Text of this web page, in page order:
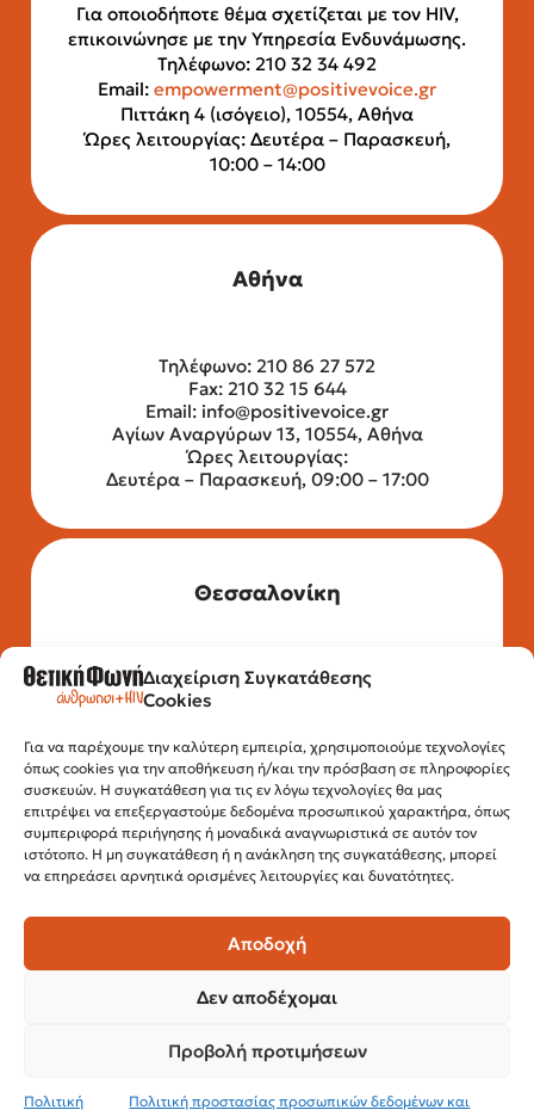
Διαχείριση Συγκατάθεσης
Cookies
Για να παρέχουμε την καλύτερη εμπειρία, χρησιμοποιούμε τεχνολογίες
όπως cookies για την αποθήκευση ή/και την πρόσβαση σε πληροφορίες
συσκευών. Η συγκατάθεση για τις εν λόγω τεχνολογίες θα μας
επιτρέψει να επεξεργαστούμε δεδομένα προσωπικού χαρακτήρα, όπως
συμπεριφορά περιήγησης ή μοναδικά αναγνωριστικά σε αυτόν τον
ιστότοπο. Η μη συγκατάθεση ή η ανάκληση της συγκατάθεσης, μπορεί
να επηρεάσει αρνητικά ορισμένες λειτουργίες και δυνατότητες.
Αποδοχή
Δεν αποδέχομαι
Προβολή προτιμήσεων
Πολιτική Πολιτική προστασίας προσωπικών δεδομένων και
Για οποιοδήποτε θέμα σχετίζεται με τον HIV,
επικοινώνησε με την Υπηρεσία Ενδυνάμωσης.
Τηλέφωνο: 210 32 34 492
Email: empowerment@positivevoice.gr
Πιττάκη 4 (ισόγειο), 10554, Αθήνα
Ώρες λειτουργίας: Δευτέρα – Παρασκευή,
10:00 – 14:00
Αθήνα
Τηλέφωνο: 210 86 27 572
Fax: 210 32 15 644
Email: info@positivevoice.gr
Αγίων Αναργύρων 13, 10554, Αθήνα
Ώρες λειτουργίας:
Δευτέρα – Παρασκευή, 09:00 – 17:00
Θεσσαλονίκη
Τηλέφωνο: 2315 525 020
Fax: 210 32 15 644
Εγνατίας 112, 3ος όροφος, 54622,
Θεσσαλονίκη
Ώρες λειτουργίας:
Δευτέρα – Παρασκευή, 10:00 –14:00